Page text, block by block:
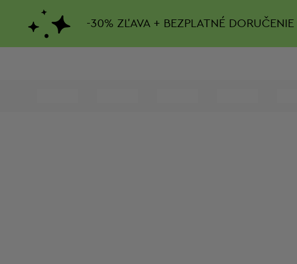
-30% ZĽAVA + BEZPLATNÉ DORUČENIE